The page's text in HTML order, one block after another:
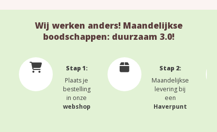
Wij werken anders! Maandelijkse
boodschappen: duurzaam 3.0!
Stap 1:
Plaats je
bestelling
in onze
webshop
Stap 2:
Maandelijkse
levering bij
een
Haverpunt